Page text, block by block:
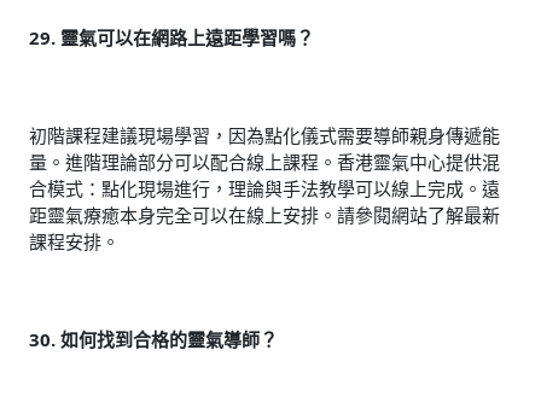
29. 靈氣可以在網路上遠距學習嗎？
初階課程建議現場學習，因為點化儀式需要導師親身傳遞能
量。進階理論部分可以配合線上課程。香港靈氣中心提供混
合模式：點化現場進行，理論與手法教學可以線上完成。遠
距靈氣療癒本身完全可以在線上安排。請參閱網站了解最新
課程安排。
30. 如何找到合格的靈氣導師？